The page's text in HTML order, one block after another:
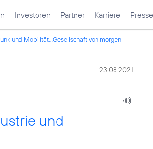
Investoren Partner Karriere Presse
und Mobilität...Gesellschaft von morgen
23.08.2021
und